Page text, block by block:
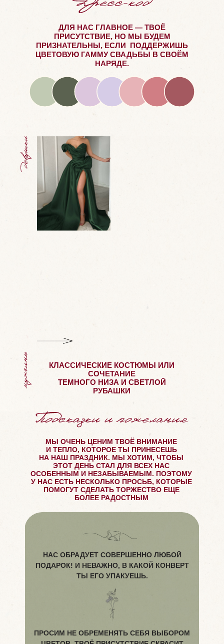
ДЛЯ НАС ГЛАВНОЕ — ТВОЁ
ПРИСУТСТВИЕ, НО МЫ БУДЕМ
ПРИЗНАТЕЛЬНЫ, ЕСЛИ ПОДДЕРЖИШЬ
ЦВЕТОВУЮ ГАММУ СВАДЬБЫ В СВОЁМ
НАРЯДЕ.
КЛАССИЧЕСКИЕ КОСТЮМЫ ИЛИ
СОЧЕТАНИЕ
ТЕМНОГО НИЗА И СВЕТЛОЙ
РУБАШКИ
МЫ ОЧЕНЬ ЦЕНИМ ТВОЁ ВНИМАНИЕ
И ТЕПЛО, КОТОРОЕ ТЫ ПРИНЕСЕШЬ
НА НАШ ПРАЗДНИК. МЫ ХОТИМ, ЧТОБЫ
ЭТОТ ДЕНЬ СТАЛ ДЛЯ ВСЕХ НАС
ОСОБЕННЫМ И НЕЗАБЫВАЕМЫМ. ПОЭТОМУ
У НАС ЕСТЬ НЕСКОЛЬКО ПРОСЬБ, КОТОРЫЕ
ПОМОГУТ СДЕЛАТЬ ТОРЖЕСТВО ЕЩЕ
БОЛЕЕ РАДОСТНЫМ
ПРОСИМ НЕ ОБРЕМЕНЯТЬ СЕБЯ ВЫБОРОМ
НАС ОБРАДУЕТ СОВЕРШЕННО ЛЮБОЙ
ПОДАРОК! И НЕВАЖНО, В КАКОЙ КОНВЕРТ
ТЫ ЕГО УПАКУЕШЬ.